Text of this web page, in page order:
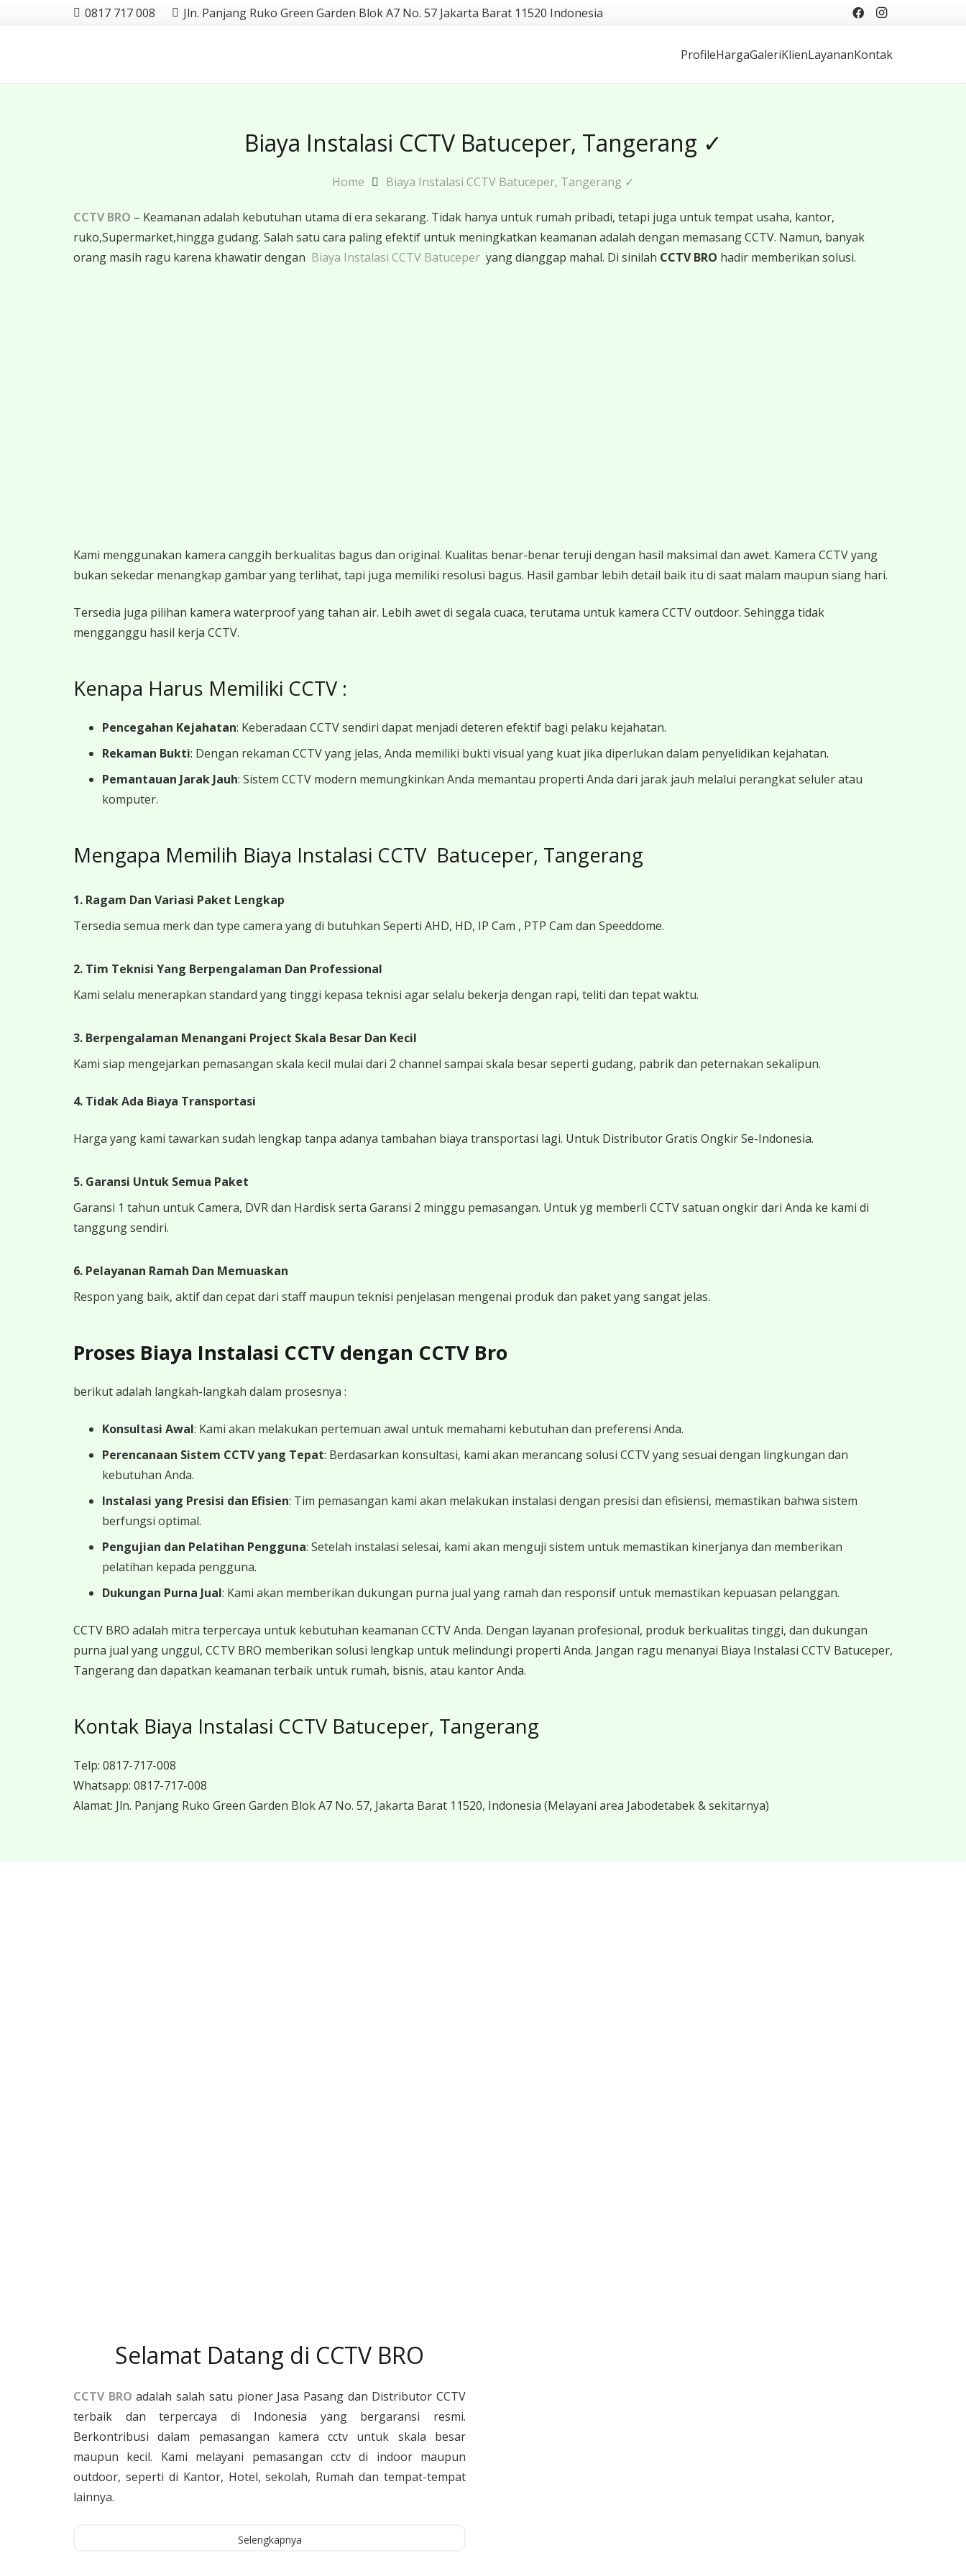
0817 717 008 Jln. Panjang Ruko Green Garden Blok A7 No. 57 Jakarta Barat 11520 Indonesia
ProfileHargaGaleriKlienLayananKontak
Biaya Instalasi CCTV Batuceper, Tangerang ✓
Home Biaya Instalasi CCTV Batuceper, Tangerang ✓
CCTV BRO – Keamanan adalah kebutuhan utama di era sekarang. Tidak hanya untuk rumah pribadi, tetapi juga untuk tempat usaha, kantor,
ruko,Supermarket,hingga gudang. Salah satu cara paling efektif untuk meningkatkan keamanan adalah dengan memasang CCTV. Namun, banyak
orang masih ragu karena khawatir dengan Biaya Instalasi CCTV Batuceper yang dianggap mahal. Di sinilah CCTV BRO hadir memberikan solusi.
Kami menggunakan kamera canggih berkualitas bagus dan original. Kualitas benar-benar teruji dengan hasil maksimal dan awet. Kamera CCTV yang
bukan sekedar menangkap gambar yang terlihat, tapi juga memiliki resolusi bagus. Hasil gambar lebih detail baik itu di saat malam maupun siang hari.
Tersedia juga pilihan kamera waterproof yang tahan air. Lebih awet di segala cuaca, terutama untuk kamera CCTV outdoor. Sehingga tidak
mengganggu hasil kerja CCTV.
Kenapa Harus Memiliki CCTV :
Pencegahan Kejahatan: Keberadaan CCTV sendiri dapat menjadi deteren efektif bagi pelaku kejahatan.
Rekaman Bukti: Dengan rekaman CCTV yang jelas, Anda memiliki bukti visual yang kuat jika diperlukan dalam penyelidikan kejahatan.
Pemantauan Jarak Jauh: Sistem CCTV modern memungkinkan Anda memantau properti Anda dari jarak jauh melalui perangkat seluler atau
komputer.
Mengapa Memilih Biaya Instalasi CCTV Batuceper, Tangerang
1. Ragam Dan Variasi Paket Lengkap
Tersedia semua merk dan type camera yang di butuhkan Seperti AHD, HD, IP Cam , PTP Cam dan Speeddome.
2. Tim Teknisi Yang Berpengalaman Dan Professional
Kami selalu menerapkan standard yang tinggi kepasa teknisi agar selalu bekerja dengan rapi, teliti dan tepat waktu.
3. Berpengalaman Menangani Project Skala Besar Dan Kecil
Kami siap mengejarkan pemasangan skala kecil mulai dari 2 channel sampai skala besar seperti gudang, pabrik dan peternakan sekalipun.
4. Tidak Ada Biaya Transportasi
Harga yang kami tawarkan sudah lengkap tanpa adanya tambahan biaya transportasi lagi. Untuk Distributor Gratis Ongkir Se-Indonesia.
5. Garansi Untuk Semua Paket
Garansi 1 tahun untuk Camera, DVR dan Hardisk serta Garansi 2 minggu pemasangan. Untuk yg memberli CCTV satuan ongkir dari Anda ke kami di
tanggung sendiri.
6. Pelayanan Ramah Dan Memuaskan
Respon yang baik, aktif dan cepat dari staff maupun teknisi penjelasan mengenai produk dan paket yang sangat jelas.
Proses Biaya Instalasi CCTV dengan CCTV Bro
berikut adalah langkah-langkah dalam prosesnya :
Konsultasi Awal: Kami akan melakukan pertemuan awal untuk memahami kebutuhan dan preferensi Anda.
Perencanaan Sistem CCTV yang Tepat: Berdasarkan konsultasi, kami akan merancang solusi CCTV yang sesuai dengan lingkungan dan
kebutuhan Anda.
Instalasi yang Presisi dan Efisien: Tim pemasangan kami akan melakukan instalasi dengan presisi dan efisiensi, memastikan bahwa sistem
berfungsi optimal.
Pengujian dan Pelatihan Pengguna: Setelah instalasi selesai, kami akan menguji sistem untuk memastikan kinerjanya dan memberikan
pelatihan kepada pengguna.
Dukungan Purna Jual: Kami akan memberikan dukungan purna jual yang ramah dan responsif untuk memastikan kepuasan pelanggan.
CCTV BRO adalah mitra terpercaya untuk kebutuhan keamanan CCTV Anda. Dengan layanan profesional, produk berkualitas tinggi, dan dukungan
purna jual yang unggul, CCTV BRO memberikan solusi lengkap untuk melindungi properti Anda. Jangan ragu menanyai Biaya Instalasi CCTV Batuceper,
Tangerang dan dapatkan keamanan terbaik untuk rumah, bisnis, atau kantor Anda.
Kontak Biaya Instalasi CCTV Batuceper, Tangerang
Telp: 0817-717-008
Whatsapp: 0817-717-008
Alamat: Jln. Panjang Ruko Green Garden Blok A7 No. 57, Jakarta Barat 11520, Indonesia (Melayani area Jabodetabek & sekitarnya)
Selamat Datang di CCTV BRO
CCTV BRO adalah salah satu pioner Jasa Pasang dan Distributor CCTV
terbaik dan terpercaya di Indonesia yang bergaransi resmi.
Berkontribusi dalam pemasangan kamera cctv untuk skala besar
maupun kecil. Kami melayani pemasangan cctv di indoor maupun
outdoor, seperti di Kantor, Hotel, sekolah, Rumah dan tempat-tempat
lainnya.
Selengkapnya